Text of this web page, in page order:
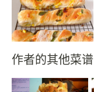
作者的其他菜谱